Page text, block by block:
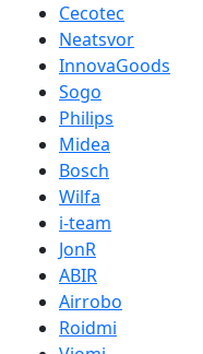
Cecotec
Neatsvor
InnovaGoods
Sogo
Philips
Midea
Bosch
Wilfa
i-team
JonR
ABIR
Airrobo
Roidmi